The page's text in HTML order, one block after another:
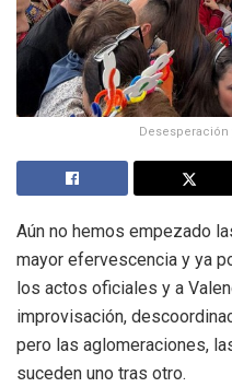
Desesperación
Aún no hemos empezado
mayor efervescencia y ya
los actos oficiales y a
improvisación,
pero las aglomeraciones,
suceden uno tras otro.